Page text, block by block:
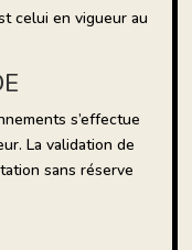
celui en vigueur au
s’effectue
La validation de
sans réserve